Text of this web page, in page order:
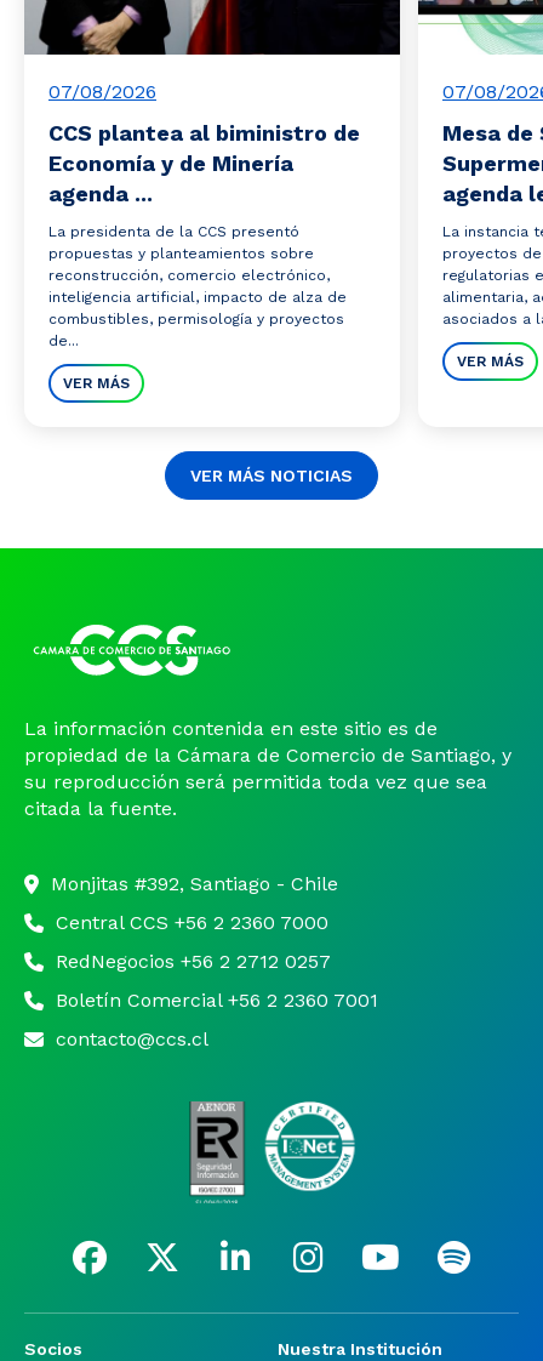
07/08/2026
CCS plantea al biministro de
Economía y de Minería
agenda ...
La presidenta de la CCS presentó
propuestas y planteamientos sobre
reconstrucción, comercio electrónico,
inteligencia artificial, impacto de alza de
combustibles, permisología y proyectos
de...
VER MÁS
07/08/
Mesa de
agenda
La instancia
proyectos
regulatorias
alimentaria,
asociados a
VER MÁS
VER MÁS NOTICIAS
La información contenida en este sitio es de
propiedad de la Cámara de Comercio de Santiago, y
su reproducción será permitida toda vez que sea
citada la fuente.
Monjitas #392, Santiago - Chile
Central CCS +56 2 2360 7000
RedNegocios +56 2 2712 0257
Boletín Comercial +56 2 2360 7001
contacto@ccs.cl
Socios Nuestra Institución